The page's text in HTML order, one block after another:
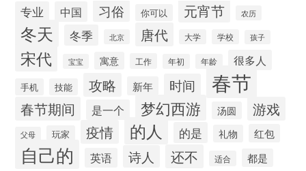
专业 中国 习俗 你可以 元宵节 农历
冬天 冬季 北京 唐代 大学 学校 孩子
宋代 宝宝 寓意 工作 年初 年龄 很多人
手机 技能 攻略 新年 时间 春节
春节期间 是一个 梦幻西游 汤圆 游戏
父母 玩家 疫情 的人 的是 礼物 红包
自己的 英语 诗人 还不 适合 都是